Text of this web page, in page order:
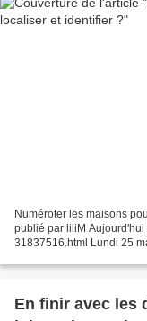
Numéroter les maisons
publié par liliM
31837516.html Lundi 25
En finir avec les